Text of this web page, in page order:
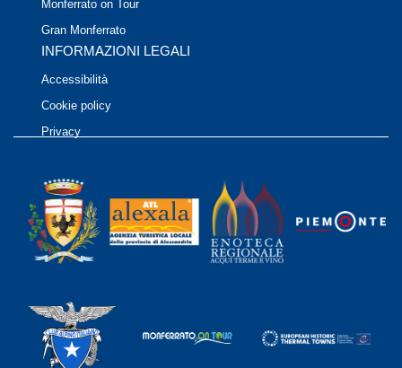
Monferrato on Tour
Gran Monferrato
INFORMAZIONI LEGALI
Accessibilità
Cookie policy
Privacy